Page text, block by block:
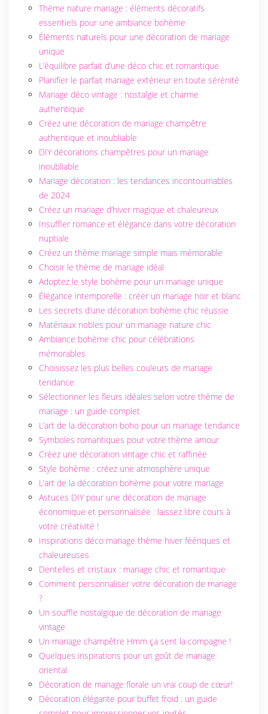
IDÉES DE
DÉCORATION
DÉCORATION
DE LA
CÉRÉMONIE
DÉCORATION
DE LA SALLE
DE MARIAGE
ACCESSOIRES
ET DÉTAILS
DÉCORATIFS
RESTAURATION
ET TRAITEUR
TENUES ET
COSTUMES
BLOG
Thème nature mariage : éléments décoratifs
essentiels pour une ambiance bohème
Éléments naturels pour une décoration de mariage
unique
L’équilibre parfait d’une déco chic et romantique
Planifier le parfait mariage extérieur en toute sérénité
Mariage déco vintage : nostalgie et charme
authentique
Créez une décoration de mariage champêtre
authentique et inoubliable
DIY décorations champêtres pour un mariage
inoubliable
Mariage décoration : les tendances incontournables
de 2024
Créez un mariage d’hiver magique et chaleureux
Insuffler romance et élégance dans votre décoration
nuptiale
Créez un thème mariage simple mais mémorable
Choisir le thème de mariage idéal
Adoptez le style bohème pour un mariage unique
Élégance intemporelle : créer un mariage noir et blanc
Les secrets d’une décoration bohème chic réussie
Matériaux nobles pour un mariage nature chic
Ambiance bohème chic pour célébrations
mémorables
Choisissez les plus belles couleurs de mariage
tendance
Sélectionner les fleurs idéales selon votre thème de
mariage : un guide complet
L’art de la décoration boho pour un mariage tendance
Symboles romantiques pour votre thème amour
Créez une décoration vintage chic et raffinée
Style bohème : créez une atmosphère unique
L’art de la décoration bohème pour votre mariage
Astuces DIY pour une décoration de mariage
économique et personnalisée : laissez libre cours à
votre créativité !
Inspirations déco mariage thème hiver féériques et
chaleureuses
Dentelles et cristaux : mariage chic et romantique
Comment personnaliser votre décoration de mariage
?
Un souffle nostalgique de décoration de mariage
vintage
Un mariage champêtre Hmm ça sent la compagne !
Quelques inspirations pour un goût de mariage
oriental
Décoration de mariage florale un vrai coup de cœur!
Décoration élégante pour buffet froid : un guide